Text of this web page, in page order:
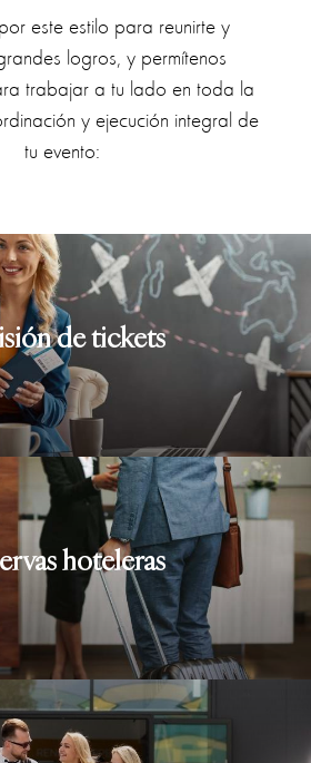
este estilo para reunirte y
logros, y permítenos
trabajar a tu lado en toda la
y ejecución integral de
tu evento:
de tickets
hoteleras